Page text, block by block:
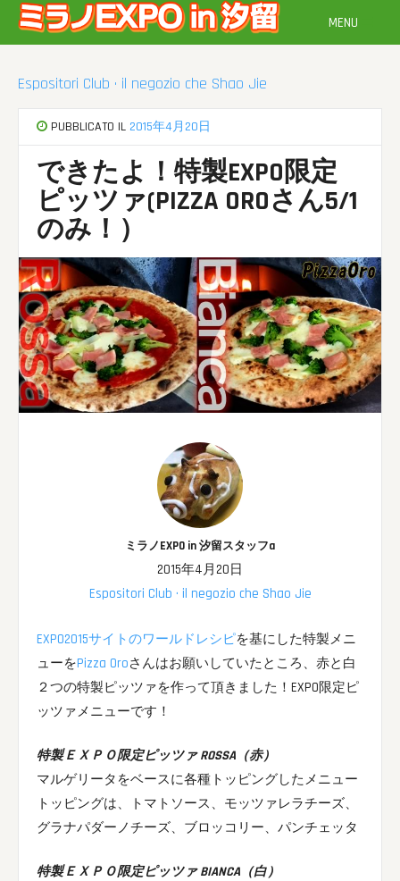
contenuto
MENU
Espositori Club · il negozio che Shao Jie
PUBBLICATO IL 2015年4月20日
できたよ！特製EXPO限定
ピッツァ(PIZZA OROさん5/1
のみ！）
ミラノEXPO in 汐留スタッフa
2015年4月20日
Espositori Club · il negozio che Shao Jie
EXPO2015サイトのワールドレシピを基にした特製メニ
ューをPizza Oroさんはお願いしていたところ、赤と白
２つの特製ピッツァを作って頂きました！EXPO限定ピ
ッツァメニューです！
特製ＥＸＰＯ限定ピッツァ ROSSA（赤）
マルゲリータをベースに各種トッピングしたメニュー
トッピングは、トマトソース、モッツァレラチーズ、
グラナパダーノチーズ、ブロッコリー、パンチェッタ
特製ＥＸＰＯ限定ピッツァ BIANCA（白）